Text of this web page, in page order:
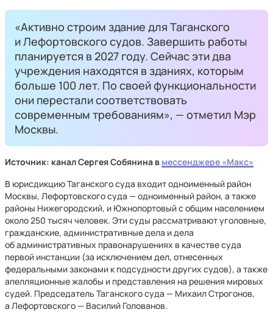
«Активно строим здание для Таганского
и Лефортовского судов. Завершить работы
планируется в 2027 году. Сейчас эти два
учреждения находятся в зданиях, которым
больше 100 лет. По своей функциональности
они перестали соответствовать
современным требованиям», — отметил Мэр
Москвы.
Источник: канал Сергея Собянина в мессенджере «Макс»
В юрисдикцию Таганского суда входит одноименный район
Москвы, Лефортовского суда — одноименный район, а также
районы Нижегородский, и Южнопортовый с общим населением
около 250 тысяч человек. Эти суды рассматривают уголовные,
гражданские, административные дела и дела
об административных правонарушениях в качестве суда
первой инстанции (за исключением дел, отнесенных
федеральными законами к подсудности других судов), а также
апелляционные жалобы и представления на решения мировых
судей. Председатель Таганского суда — Михаил Строгонов,
а Лефортовского — Василий Голованов.